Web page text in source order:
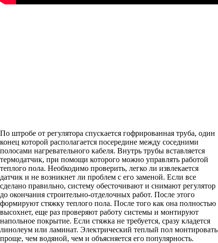
По штробе от регулятора спускается гофрированная труба, один
конец которой располагается посередине между соседними
полосами нагревательного кабеля. Внутрь трубы вставляется
термодатчик, при помощи которого можно управлять работой
теплого пола. Необходимо проверить, легко ли извлекается
датчик и не возникнет ли проблем с его заменой. Если все
сделано правильно, систему обесточивают и снимают регулятор
до окончания строительно-отделочных работ. После этого
формируют стяжку теплого пола. После того как она полностью
высохнет, еще раз проверяют работу системы и монтируют
напольное покрытие. Если стяжка не требуется, сразу кладется
линолеум или ламинат. Электрический теплый пол монтировать
проще, чем водяной, чем и объясняется его популярность.